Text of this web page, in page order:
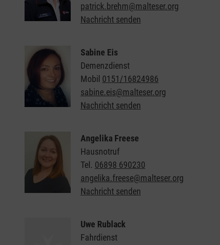
patrick.brehm@malteser.org
Nachricht senden
Sabine Eis
Demenzdienst
Mobil 0151/16824986
sabine.eis@malteser.org
Nachricht senden
Angelika Freese
Hausnotruf
Tel. 06898 690230
angelika.freese@malteser.org
Nachricht senden
Uwe Rublack
Fahrdienst